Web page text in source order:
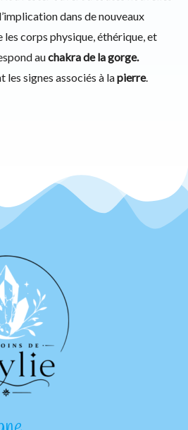
dans de nouveaux
les corps physique, éthérique, et
auchakra de la gorge.
les signes associés à lapierre.